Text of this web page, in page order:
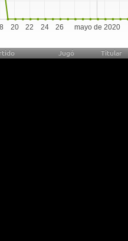
mayo de 2020
20 22 24 26
Jugó Titular